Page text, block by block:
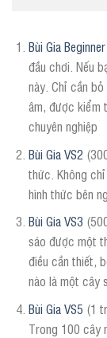
Bùi Gia Beginner
đầu chơi. Nếu
này. Chỉ cần
âm, được kiểm
chuyên nghiệp
Bùi Gia VS2
thức. Không
hình thức bên
Bùi Gia VS3
sáo được một
điều cần thiết,
nào là một cây
Bùi Gia VS5 (1
Trong 100 cây